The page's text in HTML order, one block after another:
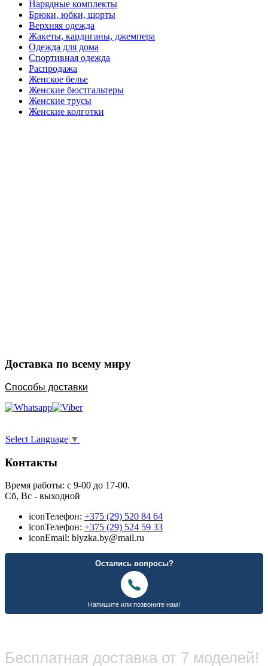
Нарядные комплекты
Брюки, юбки, шорты
Верхняя одежда
Жакеты, кардиганы, джемпера
Одежда для дома
Спортивная одежда
Распродажа
Женское белье
Женские бюстгальтеры
Женские трусы
Женские колготки
Доставка по всему миру
Способы доставки
Select Language ▼
Контакты
Время работы: с 9-00 до 17-00.
Сб, Вс - выходной
iconТелефон: +375 (29) 520 84 64
iconТелефон: +375 (29) 524 59 33
iconEmail: blyzka.by@mail.ru
Бесплатная доставка от 7 моделей!